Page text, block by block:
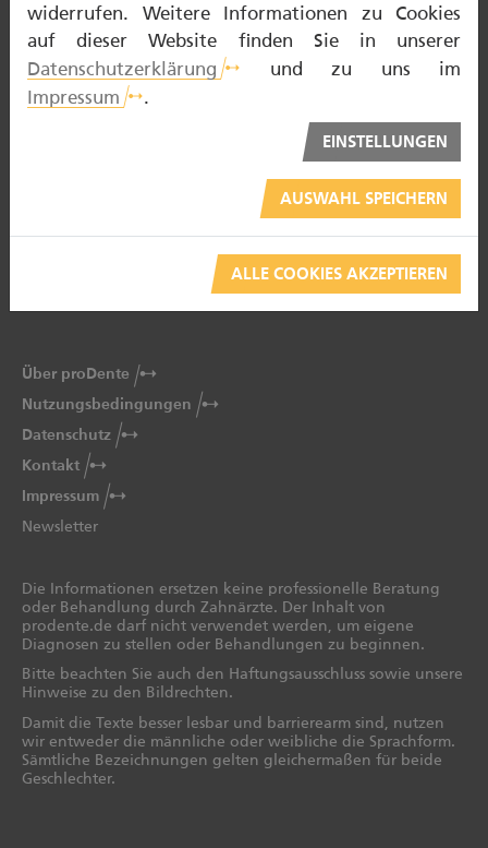
NOTDIENST
PATIENTENBERATUNG
Über proDente
Nutzungsbedingungen
Datenschutz
Kontakt
Impressum
Newsletter
Die Informationen ersetzen keine professionelle Beratung
oder Behandlung durch Zahnärzte. Der Inhalt von
prodente.de darf nicht verwendet werden, um eigene
Diagnosen zu stellen oder Behandlungen zu beginnen.
Bitte beachten Sie auch den Haftungsausschluss sowie unsere
Hinweise zu den Bildrechten.
Damit die Texte besser lesbar und barrierearm sind, nutzen
wir entweder die männliche oder weibliche die Sprachform.
Sämtliche Bezeichnungen gelten gleichermaßen für beide
Geschlechter.
widerrufen. Weitere Informationen zu Cookies
auf dieser Website finden Sie in unserer
Datenschutzerklärung
und zu uns im
Impressum
.
EINSTELLUNGEN
AUSWAHL SPEICHERN
ALLE COOKIES AKZEPTIEREN